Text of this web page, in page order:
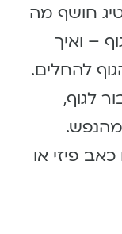
חושף מה
– ואיך
להחלים.
לגוף,
פיזי או